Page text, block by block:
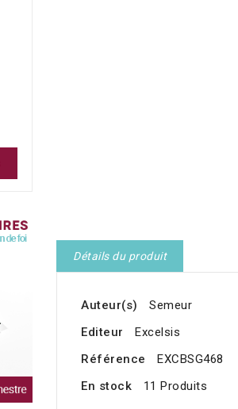
Détails du produit
Auteur(s)
Semeur
Editeur
Excelsis
Référence
EXCBSG468
En stock
11 Produits